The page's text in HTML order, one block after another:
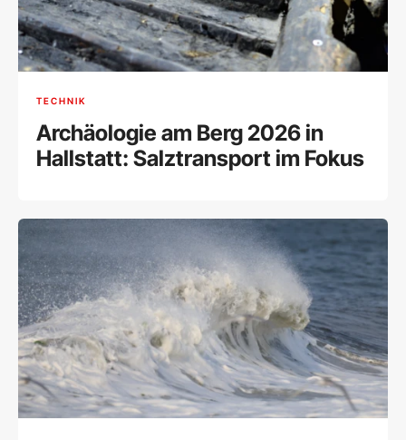
TECHNIK
Archäologie am Berg 2026 in
Hallstatt: Salztransport im Fokus